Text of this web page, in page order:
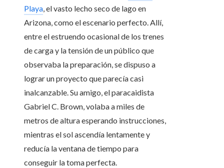
Playa, el vasto lecho seco de lago en
Arizona, como el escenario perfecto. Allí,
entre el estruendo ocasional de los trenes
de carga y la tensión de un público que
observaba la preparación, se dispuso a
lograr un proyecto que parecía casi
inalcanzable. Su amigo, el paracaidista
Gabriel C. Brown, volaba a miles de
metros de altura esperando instrucciones,
mientras el sol ascendía lentamente y
reducía la ventana de tiempo para
conseguir la toma perfecta.